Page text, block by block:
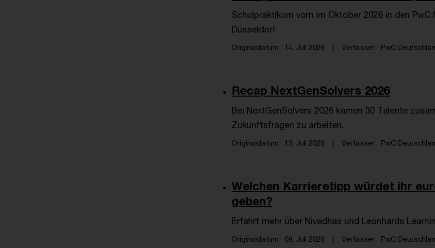
Schulpraktikum vom im Oktober 2026 in den
Düsseldorf
Originaldatum 14. Juli 2026 Verfasser PwC
Recap NextGenSolvers 2026
Bei NextGenSolvers 2026 kamen 30 Talente
Zukunftsfragen zu arbeiten.
Originaldatum 13. Juli 2026 Verfasser PwC
Welchen Karrieretipp würdet ihr
geben?
Erfahrt mehr über Nivedhas und Leonhards
Originaldatum 08. Juli 2026 Verfasser PwC